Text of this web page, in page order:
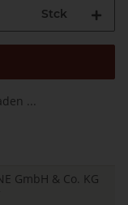
Stck
...
GmbH & Co. KG